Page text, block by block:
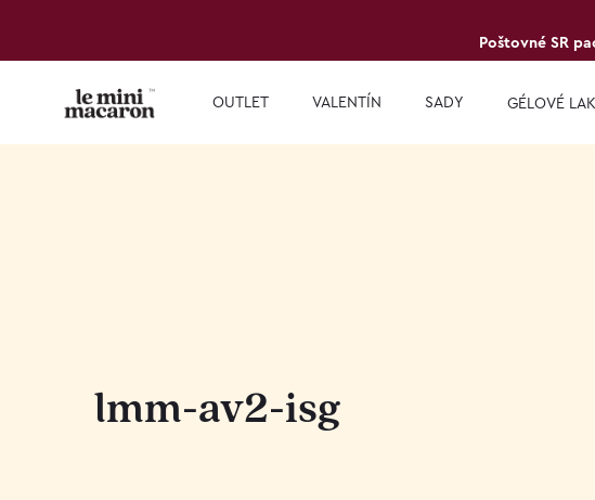
Poštovné SR
OUTLET VALENTÍN SADY GÉLOVÉ
lmm-av2-isg